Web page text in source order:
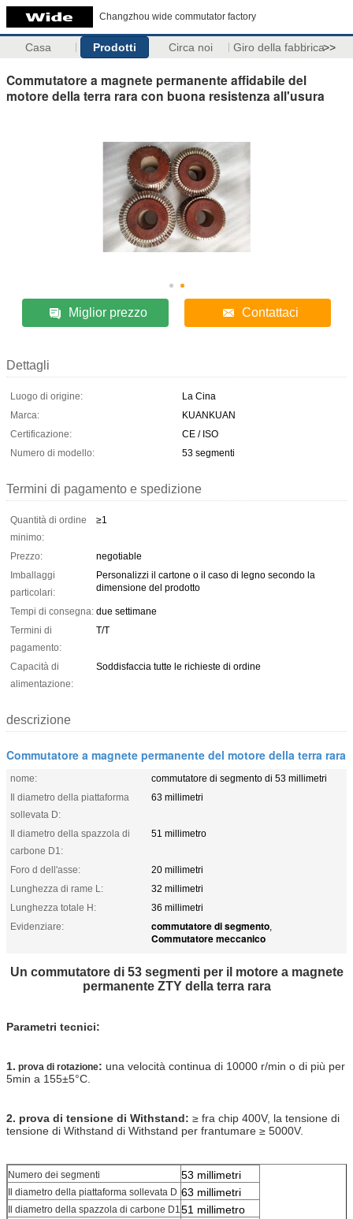
Changzhou wide commutator factory
Casa Prodotti Circa noi Giro della fabbrica>>
Commutatore a magnete permanente affidabile del
motore della terra rara con buona resistenza all'usura
Miglior prezzo Contattaci
Dettagli
Luogo di origine:
La Cina
Marca:
KUANKUAN
Certificazione:
CE / ISO
Numero di modello:
53 segmenti
Termini di pagamento e spedizione
Quantità di ordine
minimo:
≥1
Prezzo:
negotiable
Imballaggi
particolari:
Personalizzi il cartone o il caso di legno secondo la
dimensione del prodotto
Tempi di consegna: due settimane
Termini di
pagamento:
T/T
Capacità di
alimentazione:
Soddisfaccia tutte le richieste di ordine
descrizione
Commutatore a magnete permanente del motore della terra rara
nome:
commutatore di segmento di 53 millimetri
Il diametro della piattaforma
sollevata D:
63 millimetri
Il diametro della spazzola di
carbone D1:
51 millimetro
Foro d dell'asse:
20 millimetri
Lunghezza di rame L:
32 millimetri
Lunghezza totale H:
36 millimetri
Evidenziare:
commutatore di segmento,
Commutatore meccanico
Un commutatore di 53 segmenti per il motore a magnete
permanente ZTY della terra rara
Parametri tecnici:
1. prova di rotazione: una velocità continua di 10000 r/min o di più per
5min a 155±5°C.
2. prova di tensione di Withstand: ≥ fra chip 400V, la tensione di
tensione di Withstand di Withstand per frantumare ≥ 5000V.
Numero dei segmenti 53 millimetri
Il diametro della piattaforma sollevata D 63 millimetri
Il diametro della spazzola di carbone D151 millimetro